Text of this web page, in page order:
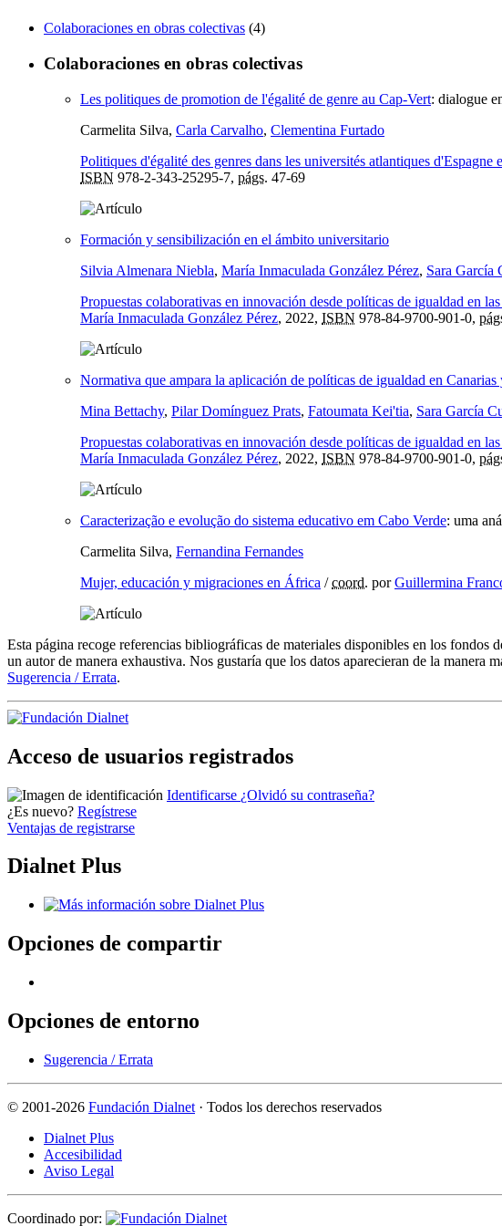
Colaboraciones en obras colectivas (4)
Colaboraciones en obras colectivas
Les politiques de promotion de l'égalité de genre au Cap-Vert: dialogue
Carmelita Silva, Carla Carvalho, Clementina Furtado
Politiques d'égalité des genres dans les universités atlantiques
ISBN 978-2-343-25295-7, págs. 47-69
Formación y sensibilización en el ámbito universitario
Silvia Almenara Niebla, María Inmaculada González Pérez, Sara García
Propuestas colaborativas en innovación desde políticas de igualdad en
María Inmaculada González Pérez, 2022, ISBN 978-84-9700-901-0,
Normativa que ampara la aplicación de políticas de igualdad en
Mina Bettachy, Pilar Domínguez Prats, Fatoumata Kei'tia, Sara García
Propuestas colaborativas en innovación desde políticas de igualdad en
María Inmaculada González Pérez, 2022, ISBN 978-84-9700-901-0,
Caracterização e evolução do sistema educativo em Cabo Verde: uma
Carmelita Silva, Fernandina Fernandes
Mujer, educación y migraciones en África /coord. porGuillermina
Esta página recoge referencias bibliográficas de materiales disponibles en los fondos
un autor de manera exhaustiva. Nos gustaría que los datos aparecieran de la
Sugerencia / Errata.
Acceso de usuarios registrados
Identificarse ¿Olvidó su contraseña?
¿Es nuevo? Regístrese
Ventajas de registrarse
Dialnet Plus
Opciones de compartir
Opciones de entorno
Sugerencia / Errata
© 2001-2026 Fundación Dialnet · Todos los derechos reservados
Dialnet Plus
Accesibilidad
Aviso Legal
Coordinado por: